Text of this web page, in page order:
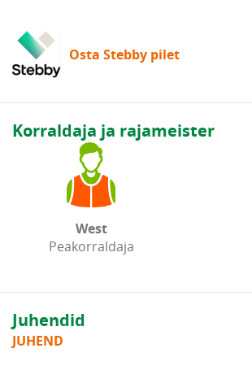
Osta Stebby pilet
Korraldaja ja rajameister
West
Peakorraldaja
Juhendid
JUHEND